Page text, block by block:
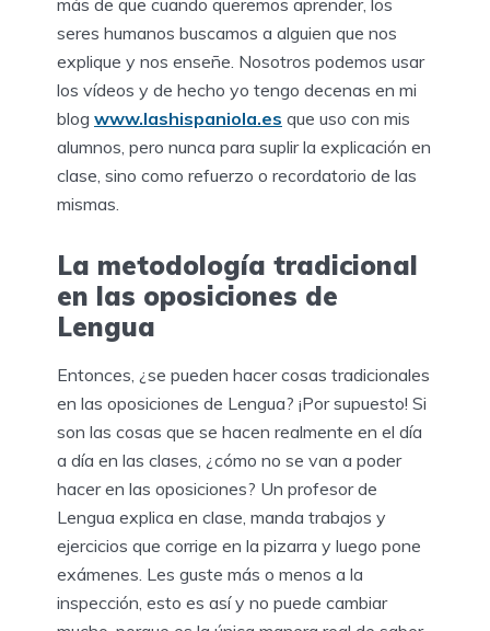
más de que cuando queremos aprender, los
seres humanos buscamos a alguien que nos
explique y nos enseñe. Nosotros podemos usar
los vídeos y de hecho yo tengo decenas en mi
blog www.lashispaniola.es que uso con mis
alumnos, pero nunca para suplir la explicación en
clase, sino como refuerzo o recordatorio de las
mismas.
La metodología tradicional
en las oposiciones de
Lengua
Entonces, ¿se pueden hacer cosas tradicionales
en las oposiciones de Lengua? ¡Por supuesto! Si
son las cosas que se hacen realmente en el día
a día en las clases, ¿cómo no se van a poder
hacer en las oposiciones? Un profesor de
Lengua explica en clase, manda trabajos y
ejercicios que corrige en la pizarra y luego pone
exámenes. Les guste más o menos a la
inspección, esto es así y no puede cambiar